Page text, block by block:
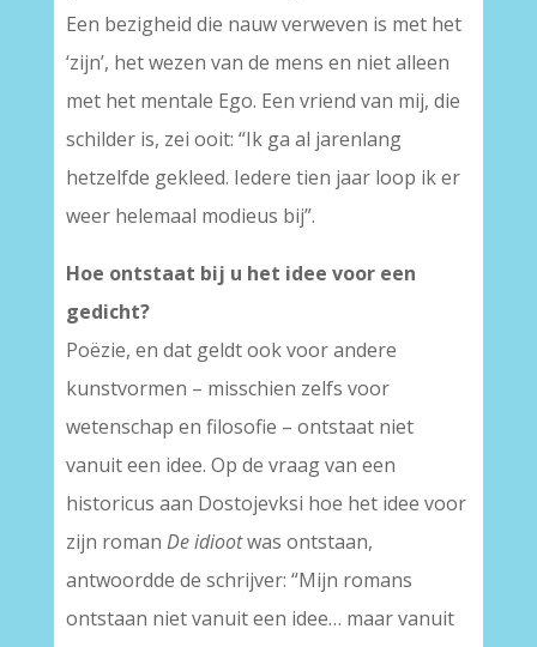
Een bezigheid die nauw verweven is met het
‘zijn’, het wezen van de mens en niet alleen
met het mentale Ego. Een vriend van mij, die
schilder is, zei ooit: “Ik ga al jarenlang
hetzelfde gekleed. Iedere tien jaar loop ik er
weer helemaal modieus bij”.
Hoe ontstaat bij u het idee voor een
gedicht?
Poëzie, en dat geldt ook voor andere
kunstvormen – misschien zelfs voor
wetenschap en filosofie – ontstaat niet
vanuit een idee. Op de vraag van een
historicus aan Dostojevksi hoe het idee voor
zijn roman De idiootwas ontstaan,
antwoordde de schrijver: “Mijn romans
ontstaan niet vanuit een idee… maar vanuit